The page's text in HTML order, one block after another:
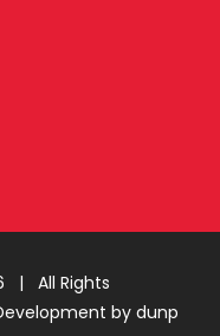
| All Rights
by dunp